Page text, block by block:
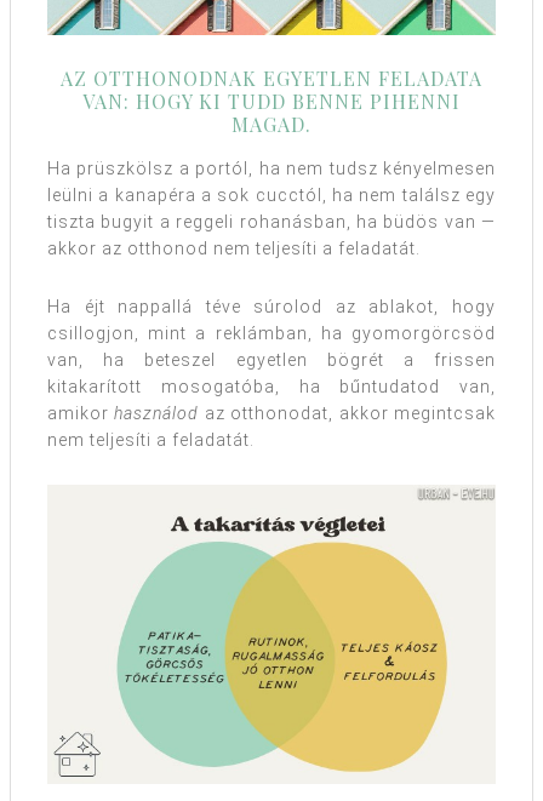
AZ OTTHONODNAK EGYETLEN FELADATA
VAN: HOGY KI TUDD BENNE PIHENNI
MAGAD.
Ha prüszkölsz a portól, ha nem tudsz kényelmesen
leülni a kanapéra a sok cucctól, ha nem találsz egy
tiszta bugyit a reggeli rohanásban, ha büdös van —
akkor az otthonod nem teljesíti a feladatát.
Ha éjt nappallá téve súrolod az ablakot, hogy
csillogjon, mint a reklámban, ha gyomorgörcsöd
van, ha beteszel egyetlen bögrét a frissen
kitakarított mosogatóba, ha bűntudatod van,
amikorhasználod az otthonodat, akkor megintcsak
nem teljesíti a feladatát.